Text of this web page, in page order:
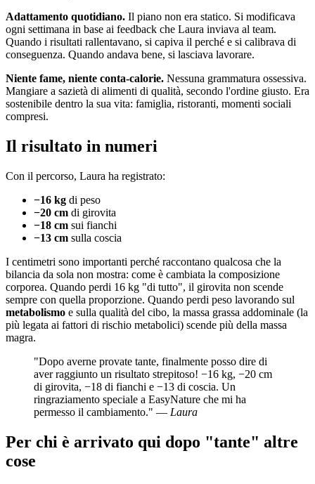
Adattamento quotidiano. Il piano non era statico. Si modificava
ogni settimana in base ai feedback che Laura inviava al team.
Quando i risultati rallentavano, si capiva il perché e si calibrava di
conseguenza. Quando andava bene, si lasciava lavorare.
Niente fame, niente conta-calorie. Nessuna grammatura ossessiva.
Mangiare a sazietà di alimenti di qualità, secondo l'ordine giusto. Era
sostenibile dentro la sua vita: famiglia, ristoranti, momenti sociali
compresi.
Il risultato in numeri
Con il percorso, Laura ha registrato:
−16 kg di peso
−20 cm di girovita
−18 cm sui fianchi
−13 cm sulla coscia
I centimetri sono importanti perché raccontano qualcosa che la
bilancia da sola non mostra: come è cambiata la composizione
corporea. Quando perdi 16 kg "di tutto", il girovita non scende
sempre con quella proporzione. Quando perdi peso lavorando sul
metabolismo e sulla qualità del cibo, la massa grassa addominale (la
più legata ai fattori di rischio metabolici) scende più della massa
magra.
"Dopo averne provate tante, finalmente posso dire di
aver raggiunto un risultato strepitoso! −16 kg, −20 cm
di girovita, −18 di fianchi e −13 di coscia. Un
ringraziamento speciale a EasyNature che mi ha
permesso il cambiamento." — Laura
Per chi è arrivato qui dopo "tante" altre
cose